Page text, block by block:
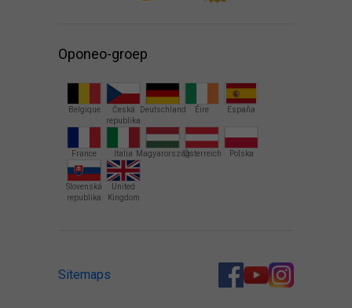
Oponeo-groep
Belgique
Česká
republika
Deutschland Éire España
France Italia MagyarországÖsterreich Polska
Slovenská
republika
United
Kingdom
Sitemaps